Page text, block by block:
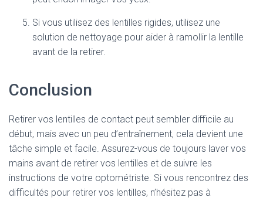
Si vous utilisez des lentilles rigides, utilisez une
solution de nettoyage pour aider à ramollir la lentille
avant de la retirer.
Conclusion
Retirer vos lentilles de contact peut sembler difficile au
début, mais avec un peu d’entraînement, cela devient une
tâche simple et facile. Assurez-vous de toujours laver vos
mains avant de retirer vos lentilles et de suivre les
instructions de votre optométriste. Si vous rencontrez des
difficultés pour retirer vos lentilles, n’hésitez pas à